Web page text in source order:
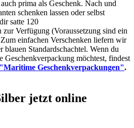
prima als Geschenk. Nach und
schenken lassen oder selbst
satte 120
Verfügung (Voraussetzung sind ein
einfachen Verschenken liefern wir
blauen Standardschachtel. Wenn du
Geschenkverpackung möchtest, findest
"Maritime Geschenkverpackungen".
jetzt online